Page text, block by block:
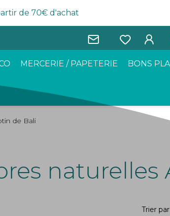
de 70€ d'achat
MERCERIE / PAPETERIE BONS
de Bali
naturelles
Trier par